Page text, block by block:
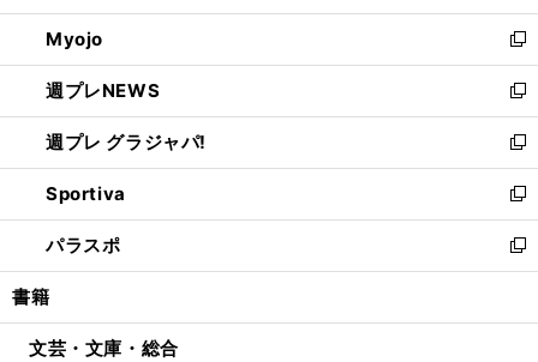
開
く
ウ
で
開
く
ン
ド
ウ
で
開
く
ウ
ィ
ン
ド
ウ
で
開
く
Myojo
新
し
い
ウ
ィ
ン
ド
ウ
で
開
週プレNEWS
新
し
い
ウ
ィ
ン
ド
ウ
開
週プレ グラジャパ!
新
し
い
ウ
ィ
ン
ウ
Sportiva
新
し
い
ウ
ン
パラスポ
新
し
ウ
書籍
文芸・文庫・総合